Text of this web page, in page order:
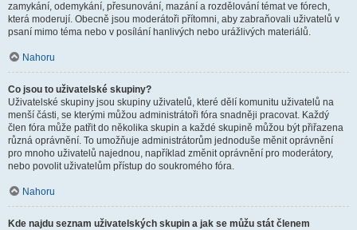
zamykání, odemykání, přesunování, mazání a rozdělování témat ve fórech,
která moderují. Obecně jsou moderátoři přítomni, aby zabraňovali uživatelů v
psaní mimo téma nebo v posílání hanlivých nebo urážlivých materiálů.
Nahoru
Co jsou to uživatelské skupiny?
Uživatelské skupiny jsou skupiny uživatelů, které dělí komunitu uživatelů na
menší části, se kterými můžou administrátoři fóra snadněji pracovat. Každý
člen fóra může patřit do několika skupin a každé skupině můžou být přiřazena
různá oprávnění. To umožňuje administrátorům jednoduše měnit oprávnění
pro mnoho uživatelů najednou, například změnit oprávnění pro moderátory,
nebo povolit uživatelům přístup do soukromého fóra.
Nahoru
Kde najdu seznam uživatelských skupin a jak se můžu stát členem